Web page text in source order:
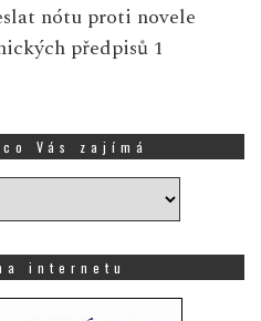
nótu proti novele
předpisů 1
Vás zajímá
internetu